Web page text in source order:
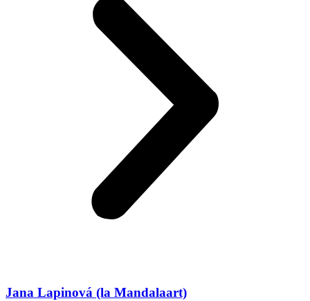
Jana Lapinová (la Mandalaart)